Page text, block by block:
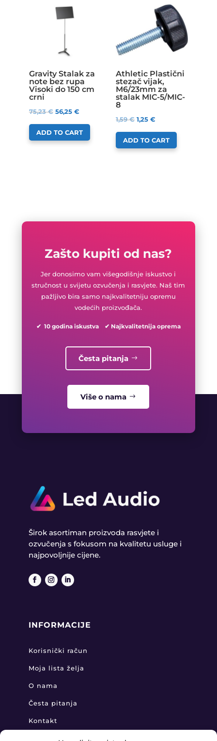
Gravity Stalak za
note bez rupa
Visoki do 150 cm
crni
75,23€ 56,25 €
ADD TO CART
Athletic Plastični
stezač vijak,
M6/23mm za
stalak MIC-5/MIC-
8
1,59€ 1,25 €
ADD TO CART
Zašto kupiti od nas?
Jer donosimo vam višegodišnje iskustvo i
stručnost u svijetu ozvučenja i rasvjete. Naš tim
pažljivo bira samo najkvalitetniju opremu
vodećih proizvođača.
✔ 10 godina iskustva ✔ Najkvalitetnija oprema
Česta pitanja
Više o nama
Širok asortiman proizvoda rasvjete i
ozvučenja s fokusom na kvalitetu usluge i
najpovoljnije cijene.
INFORMACIJE
Korisnički račun
Moja lista želja
O nama
Česta pitanja
Kontakt